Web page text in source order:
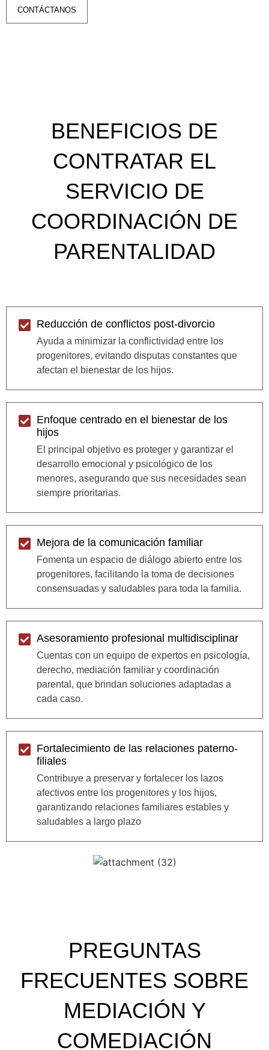
CONTÁCTANOS
BENEFICIOS DE
CONTRATAR EL
SERVICIO DE
COORDINACIÓN DE
PARENTALIDAD
Reducción de conflictos post-divorcio
Ayuda a minimizar la conflictividad entre los
progenitores, evitando disputas constantes que
afectan el bienestar de los hijos.
Enfoque centrado en el bienestar de los
hijos
El principal objetivo es proteger y garantizar el
desarrollo emocional y psicológico de los
menores, asegurando que sus necesidades sean
siempre prioritarias.
Mejora de la comunicación familiar
Fomenta un espacio de diálogo abierto entre los
progenitores, facilitando la toma de decisiones
consensuadas y saludables para toda la familia.
Asesoramiento profesional multidisciplinar
Cuentas con un equipo de expertos en psicología,
derecho, mediación familiar y coordinación
parental, que brindan soluciones adaptadas a
cada caso.
Fortalecimiento de las relaciones paterno-
filiales
Contribuye a preservar y fortalecer los lazos
afectivos entre los progenitores y los hijos,
garantizando relaciones familiares estables y
saludables a largo plazo
PREGUNTAS
FRECUENTES SOBRE
MEDIACIÓN Y
COMEDIACIÓN